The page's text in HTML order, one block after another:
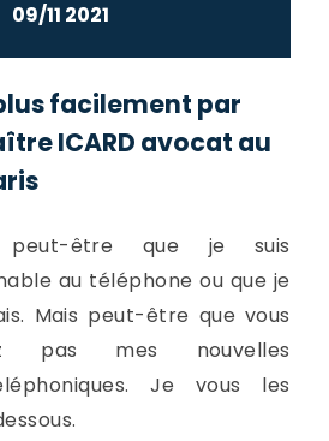
09/11 2021
facilement par
ICARD avocat au
peut-être que je suis
au téléphone ou que je
Mais peut-être que vous
pas mes nouvelles
Je vous les